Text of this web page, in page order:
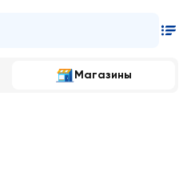
Магазины